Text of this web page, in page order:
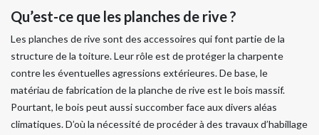
Qu’est-ce que les planches de rive ?
Les planches de rive sont des accessoires qui font partie de la
structure de la toiture. Leur rôle est de protéger la charpente
contre les éventuelles agressions extérieures. De base, le
matériau de fabrication de la planche de rive est le bois massif.
Pourtant, le bois peut aussi succomber face aux divers aléas
climatiques. D’où la nécessité de procéder à des travaux d’habillage